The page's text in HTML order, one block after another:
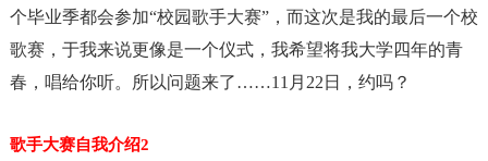
个毕业季都会参加“校园歌手大赛”，而这次是我的最后一个校
歌赛，于我来说更像是一个仪式，我希望将我大学四年的青
春，唱给你听。所以问题来了……11月22日，约吗？
歌手大赛自我介绍2